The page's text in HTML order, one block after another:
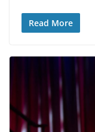
Read More